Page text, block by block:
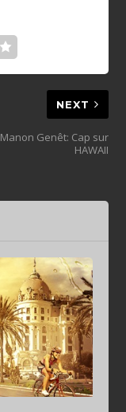
NEXT
Manon Genêt: Cap sur
HAWAII